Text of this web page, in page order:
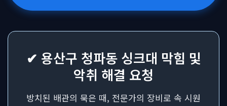
✔ 용산구 청파동 싱크대 막힘 및
악취 해결 요청
방치된 배관의 묵은 때, 전문가의 장비로 속 시원